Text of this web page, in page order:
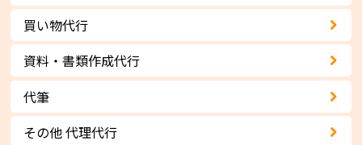
買い物代行
資料・書類作成代行
代筆
その他 代理代行